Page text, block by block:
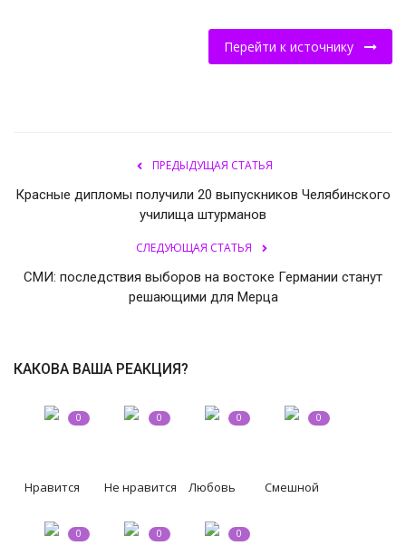
ОБРАЗОВАНИЕ
Погода
ЗДОРОВЬЕ
Перейти к источнику
ПРЕДЫДУЩАЯ СТАТЬЯ
Красные дипломы получили 20 выпускников Челябинского
училища штурманов
СЛЕДУЮЩАЯ СТАТЬЯ
СМИ: последствия выборов на востоке Германии станут
решающими для Мерца
КАКОВА ВАША РЕАКЦИЯ?
0
Нравится
0
Не нравится
0
Любовь
0
Смешной
0 0 0